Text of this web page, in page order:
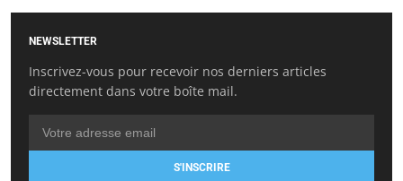
NEWSLETTER
Inscrivez-vous pour recevoir nos derniers articles
directement dans votre boîte mail.
S'INSCRIRE